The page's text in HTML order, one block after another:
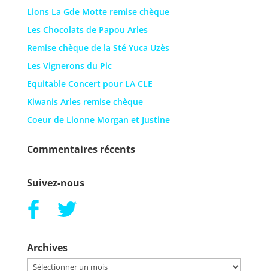
Lions La Gde Motte remise chèque
Les Chocolats de Papou Arles
Remise chèque de la Sté Yuca Uzès
Les Vignerons du Pic
Equitable Concert pour LA CLE
Kiwanis Arles remise chèque
Coeur de Lionne Morgan et Justine
Commentaires récents
Suivez-nous
Archives
Archives